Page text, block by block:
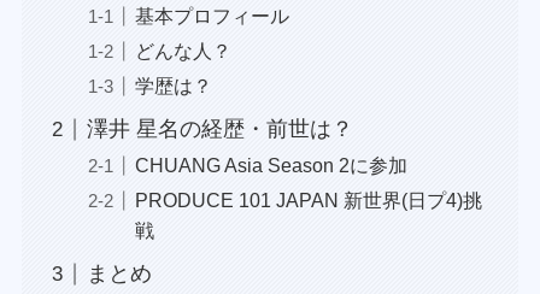
基本プロフィール
どんな人？
学歴は？
澤井 星名の経歴・前世は？
CHUANG Asia Season 2に参加
PRODUCE 101 JAPAN 新世界(日プ4)挑
戦
まとめ